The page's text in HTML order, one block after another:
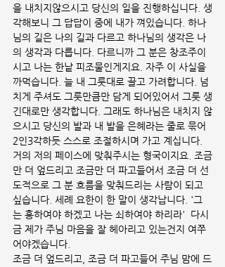
을 내치지않으시고 당신의 일을 진행하십니다. 생
각해보니 그 답답이 중에 내가 껴있습니다. 하나
님의 길은 나의 길과 다르고 하나님의 생각은 나
의 생각과 다릅니다. 다르니까 그 분은 창조주이
시고 나는 한낱 피조물인게지요. 자주 이 사실을
까먹습니다. 늘 내 그릇대로 끌고 가려합니다. 넘
치게 주셔도 그릇만큼만 담게 되어있어서 그릇 생
긴대로만 생각합니다. 그래도 하나님은 내치지 않
으시고 당신의 발과 내 발을 은혜라는 줄로 묶어
2인3각하듯 스스로 조절하시며 가고 계십니다.
거의 저의 페이스에 맞춰주시는 형국이지요. 조금
만 더 엎드리고 조금만 더 파고들어서 조금 더 선
도적으로 그 분 흐름을 맞춰드리는 사람이 되고
싶습니다. 세례 요한이 한 말이 생각납니다. '그
는 흥하여야 하겠고 나는 쇠하여야 하리라'  다시
금 제가 주님 마음을 잘 헤아리고 있는건지 여쭈
어야겠습니다.
조금 더 엎드리고, 조금 더 파고들어 주님 맘에 드